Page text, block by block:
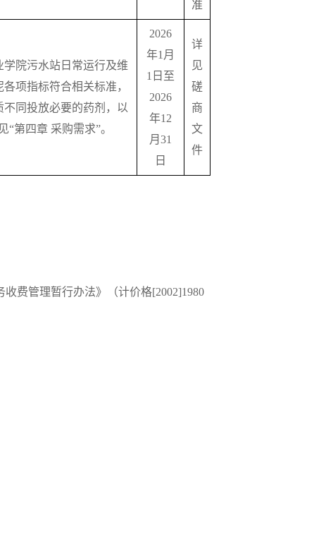
准
院污水站日常运行及维
项指标符合相关标准，
同投放必要的药剂，以
“第四章 采购需求”。
2026
年1月
1日至
2026
年12
月31
日
详
见
磋
商
文
件
费管理暂行办法》（计价格[2002]1980